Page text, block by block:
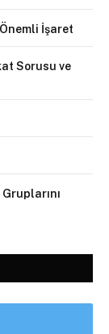
İşaret
Sorusu ve